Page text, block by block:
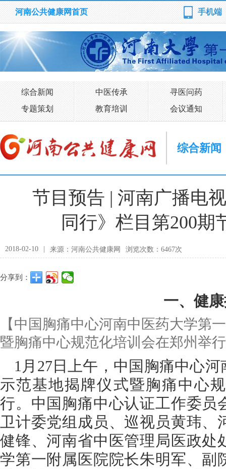
河南公共健康网首页 手机端
综合新闻 中医传承
寻医问药
专题策划
教育培训 会议通知
综合新闻
节目预告 | 河南广播电
同行》栏目第200期
2018-02-10 来源：河南公共健康网 浏览次数：6467次
分享到：
一、健
【中国胸痛中心河南中医药大学第
暨胸痛中心规范化培训会在郑州举
1月27日上午，中国胸痛中心
示范基地揭牌仪式暨胸痛中心
行。中国胸痛中心认证工作委员
卫计委党组成员、巡视员黄玮、
健锋、河南省中医管理局医政处
学第一附属医院院长朱明军、副